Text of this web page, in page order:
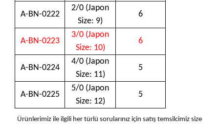
A-BN-0222
2/0 (Japon
Size: 9)
6
A-BN-0223
3/0 (Japon
Size: 10)
6
A-BN-0224
4/0 (Japon
Size: 11)
5
A-BN-0225
5/0 (Japon
Size: 12)
5
Ürünlerimiz ile ilgili her türlü sorularınız için satış temsilcimiz size